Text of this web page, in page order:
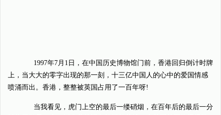
1997年7月1日，在中国历史博物馆门前，香港回归倒计时牌
上，当大大的零字出现的那一刻，十三亿中国人的心中的爱国情感
喷涌而出。香港，整整被英国占用了一百年呀!
当我看见，虎门上空的最后一缕硝烟，在百年后的最后一分